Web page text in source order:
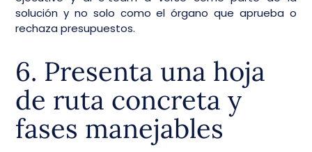
solución y no solo como el órgano que aprueba o
rechaza presupuestos.
6. Presenta una hoja
de ruta concreta y
fases manejables